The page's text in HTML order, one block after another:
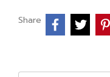
Share